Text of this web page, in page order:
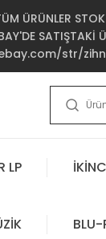
ÜRÜNLER
SATIŞTAKİ
str/
LP
BLU-